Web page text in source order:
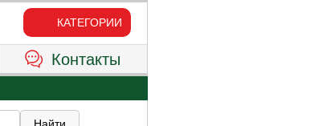
КАТЕГОРИИ
Контакты